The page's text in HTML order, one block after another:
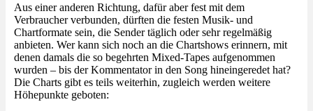
Aus einer anderen Richtung, dafür aber fest mit dem
Verbraucher verbunden, dürften die festen Musik- und
Chartformate sein, die Sender täglich oder sehr regelmäßig
anbieten. Wer kann sich noch an die Chartshows erinnern, mit
denen damals die so begehrten Mixed-Tapes aufgenommen
wurden – bis der Kommentator in den Song hineingeredet hat?
Die Charts gibt es teils weiterhin, zugleich werden weitere
Höhepunkte geboten: